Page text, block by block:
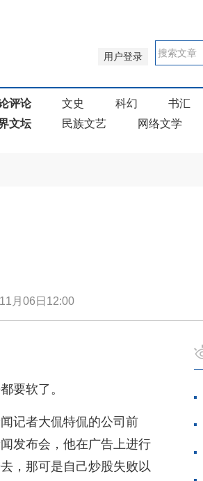
用户登录
评论 文史 科幻 书汇
文坛
民族文艺 网络文学
月06日12:00
要软了。
记者大侃特侃的公司前
发布会，他在广告上进行
，那可是自己炒股失败以